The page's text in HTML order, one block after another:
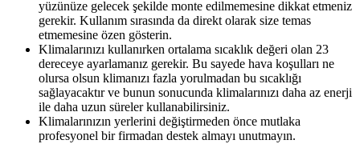
yüzünüze gelecek şekilde monte edilmemesine dikkat etmeniz
gerekir. Kullanım sırasında da direkt olarak size temas
etmemesine özen gösterin.
Klimalarınızı kullanırken ortalama sıcaklık değeri olan 23
dereceye ayarlamanız gerekir. Bu sayede hava koşulları ne
olursa olsun klimanızı fazla yorulmadan bu sıcaklığı
sağlayacaktır ve bunun sonucunda klimalarınızı daha az enerji
ile daha uzun süreler kullanabilirsiniz.
Klimalarınızın yerlerini değiştirmeden önce mutlaka
profesyonel bir firmadan destek almayı unutmayın.